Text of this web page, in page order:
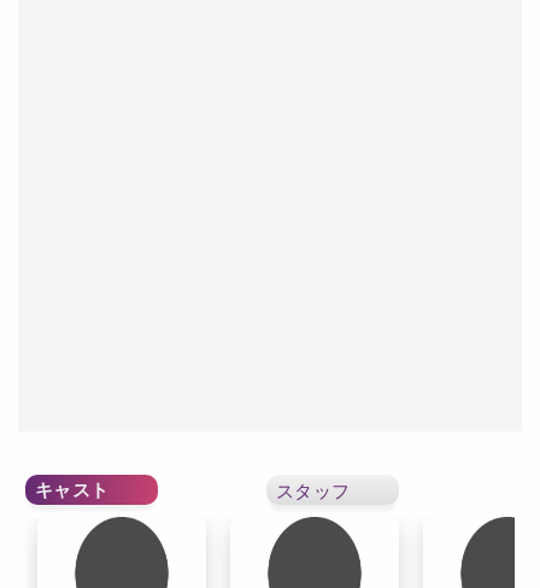
スタッフ
キャスト